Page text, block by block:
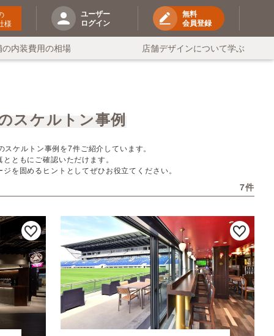
様
ユーザー
ログイン
無料
会員登録
の内装費用の相場 店舗デザインについて学ぶ
スケルトン事例
ケルトン事例を7件ご紹介しています。
ともにご確認いただけます。
を固めるヒントとしてぜひお役立てください。
7件